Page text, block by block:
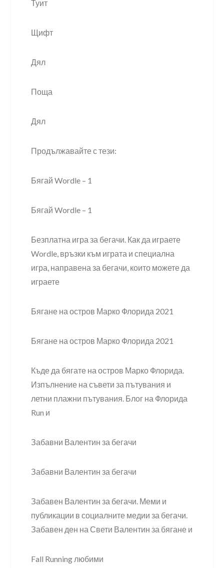
Туит
Щифт
Дял
Поща
Дял
Продължавайте с тези:
Бягай Wordle – 1
Бягай Wordle – 1
Безплатна игра за бегачи. Как да играете
Wordle, връзки към играта и специална
игра, направена за бегачи, които можете да
играете
Бягане на остров Марко Флорида 2021
Бягане на остров Марко Флорида 2021
Къде да бягате на остров Марко Флорида.
Изпълнение на съвети за пътувания и
летни плажни пътувания. Блог на Флорида
Run и
Забавни Валентин за бегачи
Забавни Валентин за бегачи
Забавен Валентин за бегачи. Меми и
публикации в социалните медии за бегачи.
Забавен ден на Свети Валентин за бягане и
Fall Running любими